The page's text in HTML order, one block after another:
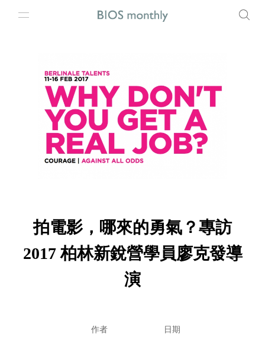
拍電影，哪來的勇氣？專訪
2017 柏林新銳營學員廖克發導
演
作者 日期